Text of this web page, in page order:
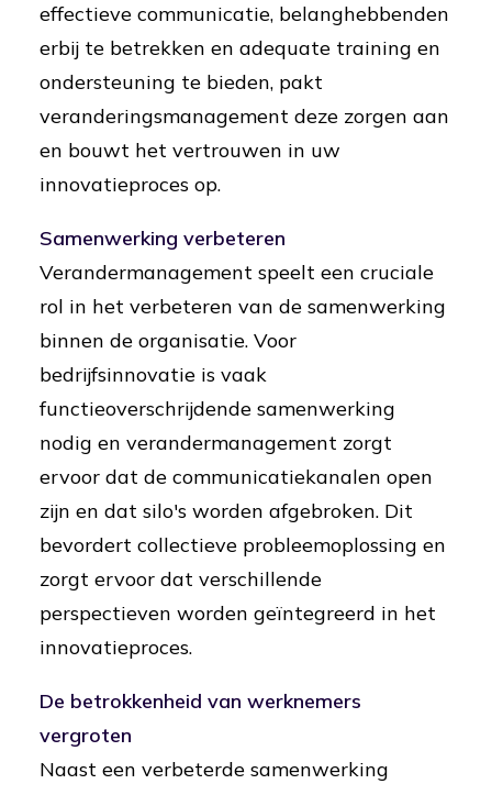
effectieve communicatie, belanghebbenden
erbij te betrekken en adequate training en
ondersteuning te bieden, pakt
veranderingsmanagement deze zorgen aan
en bouwt het vertrouwen in uw
innovatieproces op.
Samenwerking verbeteren
Verandermanagement speelt een cruciale
rol in het verbeteren van de samenwerking
binnen de organisatie. Voor
bedrijfsinnovatie is vaak
functieoverschrijdende samenwerking
nodig en verandermanagement zorgt
ervoor dat de communicatiekanalen open
zijn en dat silo's worden afgebroken. Dit
bevordert collectieve probleemoplossing en
zorgt ervoor dat verschillende
perspectieven worden geïntegreerd in het
innovatieproces.
De betrokkenheid van werknemers
vergroten
Naast een verbeterde samenwerking